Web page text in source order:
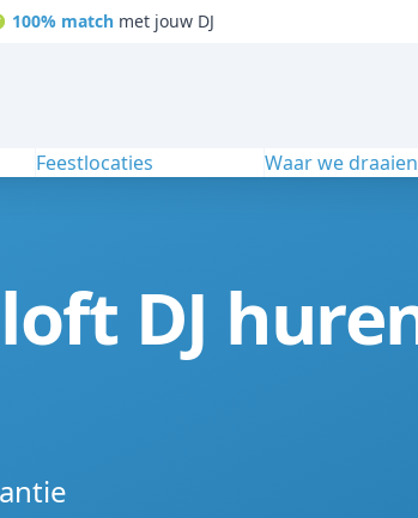
100% matchmet jouw DJ
Feestlocaties Waar we draaien
DJ